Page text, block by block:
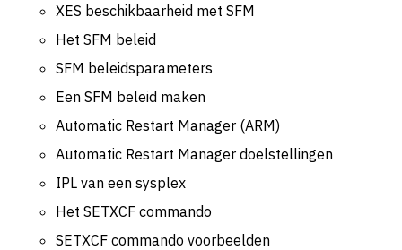
XES beschikbaarheid met SFM
Het SFM beleid
SFM beleidsparameters
Een SFM beleid maken
Automatic Restart Manager (ARM)
Automatic Restart Manager doelstellingen
IPL van een sysplex
Het SETXCF commando
SETXCF commando voorbeelden